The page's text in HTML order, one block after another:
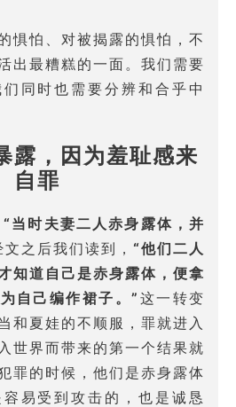
惧怕、对被揭露的惧怕，不
出最糟糕的一面。我们需要
同时也需要分辨和合乎中
露，因为羞耻感来
自罪
“当时夫妻二人赤身露体，并
之后我们读到， “他们二人
知道自己是赤身露体，便拿
自己编作裙子。” 这一转变
和夏娃的不顺服，罪就进入
世界而带来的第一个结果就
罪的时候，他们是赤身露体
易受到攻击的，也是诚恳